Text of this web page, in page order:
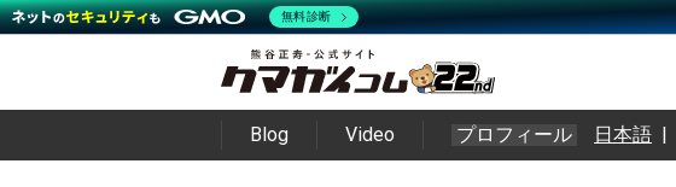
Blog Video プロフィール 日本語 |
無料診断